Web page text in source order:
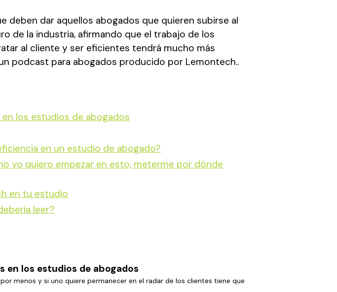
deben dar aquellos abogados que quieren subirse al
de la industria, afirmando que el trabajo de los
al cliente y ser eficientes tendrá mucho más
podcast para abogados producido por Lemontech..
los estudios de abogados
en un estudio de abogado?
yo quiero empezar en esto, meterme por dónde
en tu estudio
leer?
en los estudios de abogados
menos y si uno quiere permanecer en el radar de los clientes tiene que